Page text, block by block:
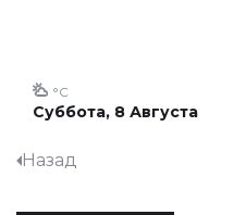
Суббота, 8 Августа
°C
Назад